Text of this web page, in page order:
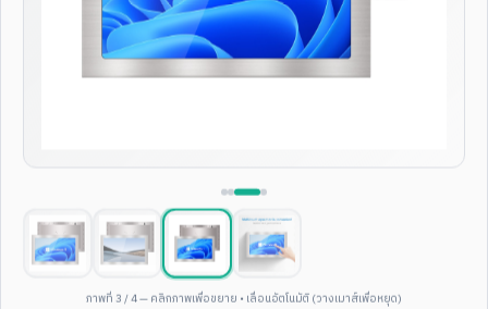
3/4
ENT-WP-169
มี QR Scanner All-in-One ทนทาน
ภาพที่ 4/4— คลิกภาพเพื่อขยาย • เลื่อนอัตโนมัติ (วางเมาส์เพื่อหยุด)